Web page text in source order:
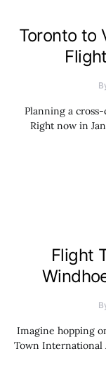
Toronto to
Planning a
Right now in
Flight
Imagine hopping
Town International